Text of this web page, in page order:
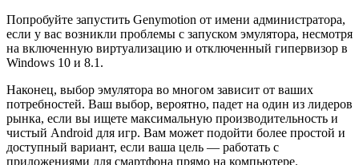
Попробуйте запустить Genymotion от имени администратора,
если у вас возникли проблемы с запуском эмулятора, несмотря
на включенную виртуализацию и отключенный гипервизор в
Windows 10 и 8.1.
Наконец, выбор эмулятора во многом зависит от ваших
потребностей. Ваш выбор, вероятно, падет на один из лидеров
рынка, если вы ищете максимальную производительность и
чистый Android для игр. Вам может подойти более простой и
доступный вариант, если ваша цель — работать с
приложениями для смартфона прямо на компьютере.